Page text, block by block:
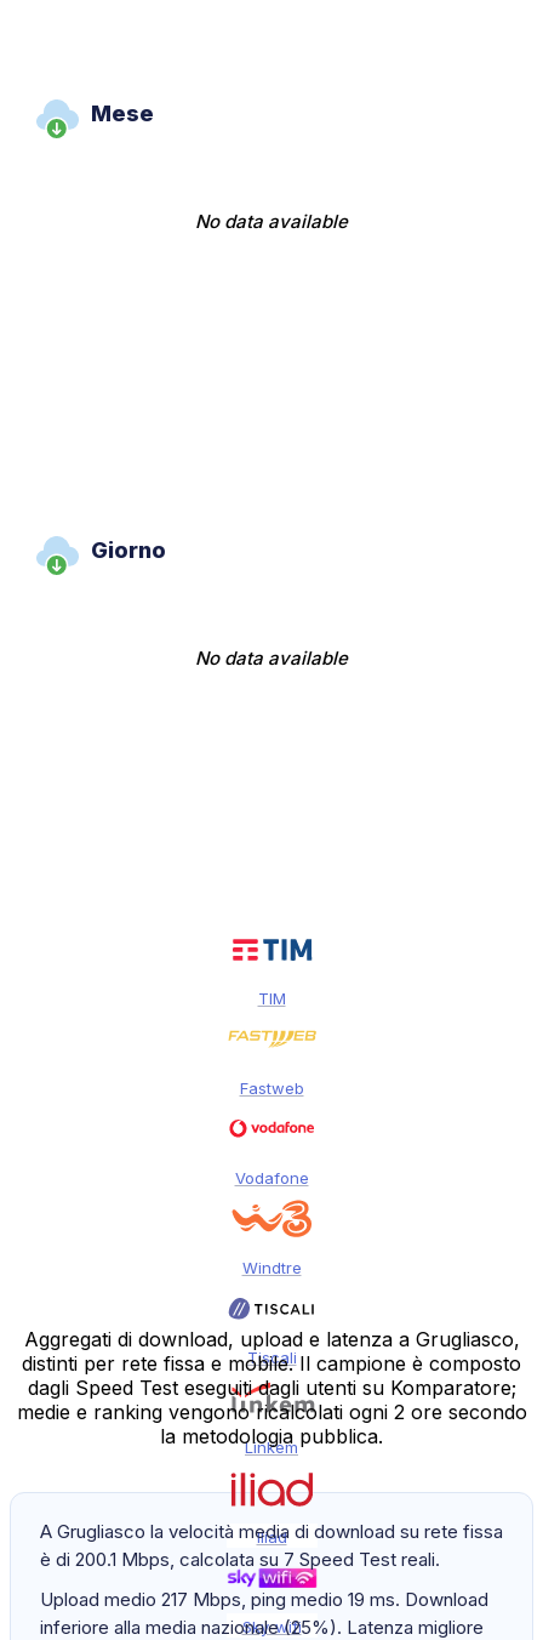
Mese
No data available
Giorno
No data available
TIM
Fastweb
Vodafone
Windtre
Tiscali
Linkem
Iliad
Sky-wifi
Aggregati di download, upload e latenza a Grugliasco,
distinti per rete fissa e mobile. Il campione è composto
dagli Speed Test eseguiti dagli utenti su Komparatore;
medie e ranking vengono ricalcolati ogni 2 ore secondo
la metodologia pubblica.
A Grugliasco la velocità media di download su rete fissa
è di 200.1 Mbps, calcolata su 7 Speed Test reali.
Upload medio 217 Mbps, ping medio 19 ms. Download
inferiore alla media nazionale (25%). Latenza migliore